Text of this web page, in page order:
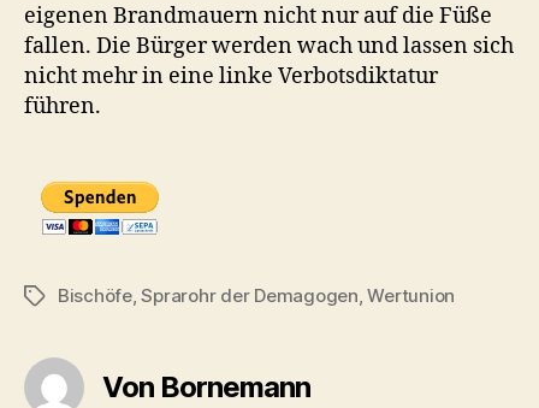
eigenen Brandmauern nicht nur auf die Füße
fallen. Die Bürger werden wach und lassen sich
nicht mehr in eine linke Verbotsdiktatur
führen.
Schlagwörter
Bischöfe,Sprarohr der Demagogen,Wertunion
Von Bornemann